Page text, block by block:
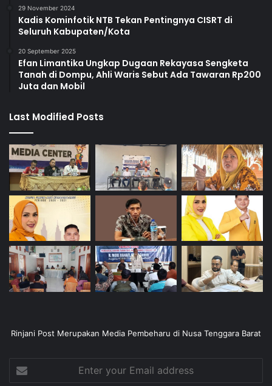
29 November 2024
Kadis Kominfotik NTB Tekan Pentingnya CISRT di
Seluruh Kabupaten/Kota
20 September 2025
Efan Limantika Ungkap Dugaan Rekayasa Sengketa
Tanah di Dompu, Ahli Waris Sebut Ada Tawaran Rp200
Juta dan Mobil
Last Modified Posts
Rinjani Post Merupakan Media Pembeharu di Nusa Tenggara Barat
your